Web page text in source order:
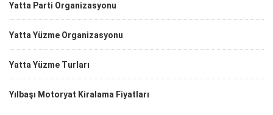
Yatta Parti Organizasyonu
Yatta Yüzme Organizasyonu
Yatta Yüzme Turları
Yılbaşı Motoryat Kiralama Fiyatları